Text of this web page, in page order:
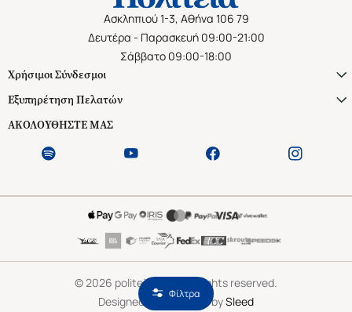
Φίλτρα
Ασκληπιού 1-3, Αθήνα 106 79
Δευτέρα - Παρασκευή 09:00-21:00
Σάββατο 09:00-18:00
Χρήσιμοι Σύνδεσμοι
Εξυπηρέτηση Πελατών
ΑΚΟΛΟΥΘΗΣΤΕ ΜΑΣ
© 2026 politeianet.gr All rights reserved.
Designed & Developed bySleed